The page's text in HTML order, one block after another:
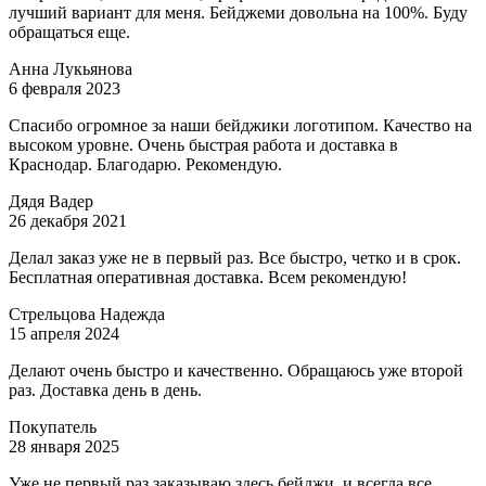
лучший вариант для меня. Бейджеми довольна на 100%. Буду
обращаться еще.
Анна Лукьянова
6 февраля 2023
Спасибо огромное за наши бейджики логотипом. Качество на
высоком уровне. Очень быстрая работа и доставка в
Краснодар. Благодарю. Рекомендую.
Дядя Вадер
26 декабря 2021
Делал заказ уже не в первый раз. Все быстро, четко и в срок.
Бесплатная оперативная доставка. Всем рекомендую!
Стрельцова Надежда
15 апреля 2024
Делают очень быстро и качественно. Обращаюсь уже второй
раз. Доставка день в день.
Покупатель
28 января 2025